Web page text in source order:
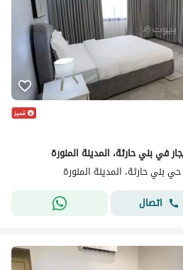
حي بني حارثة، المدينة المنورة
اتصال